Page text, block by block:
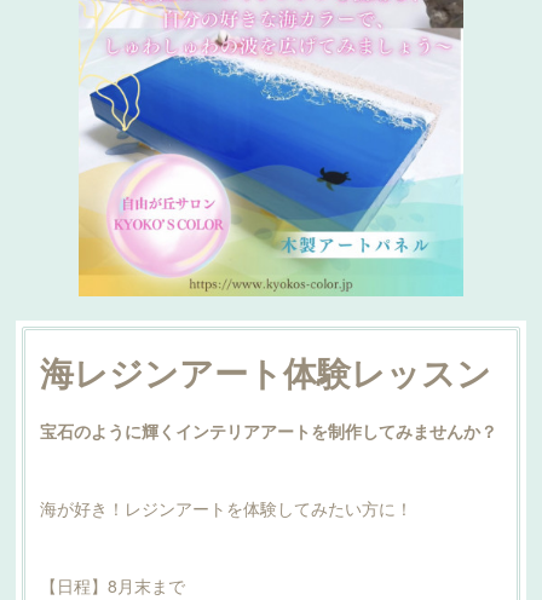
海レジンアート体験レッスン
宝石のように輝くインテリアアートを制作してみませんか？
海が好き！レジンアートを体験してみたい方に！
【日程】8月末まで